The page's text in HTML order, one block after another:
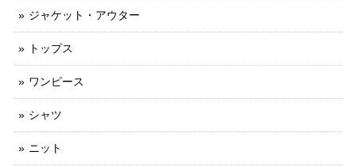
ジャケット・アウター
トップス
ワンピース
シャツ
ニット